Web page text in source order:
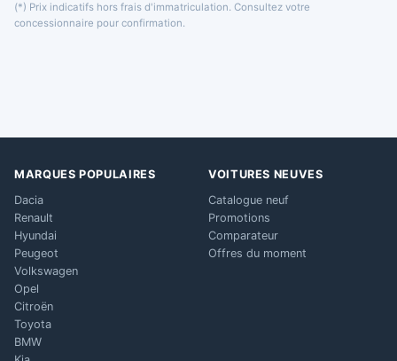
(*) Prix indicatifs hors frais d'immatriculation. Consultez votre
concessionnaire pour confirmation.
MARQUES POPULAIRES
Dacia
Renault
Hyundai
Peugeot
Volkswagen
Opel
Citroën
Toyota
BMW
VOITURES NEUVES
Catalogue neuf
Promotions
Comparateur
Offres du moment